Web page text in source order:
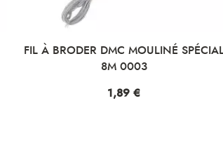
FIL À BRODER DMC MOULINÉ
8M 0003
Prix
1,89 €